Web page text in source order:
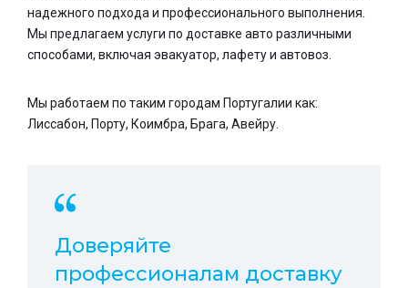
надежного подхода и профессионального выполнения.
Мы предлагаем услуги по доставке авто различными
способами, включая эвакуатор, лафету и автовоз.
Мы работаем по таким городам Португалии как:
Лиссабон, Порту, Коимбра, Брага, Авейру.
Доверяйте
профессионалам доставку